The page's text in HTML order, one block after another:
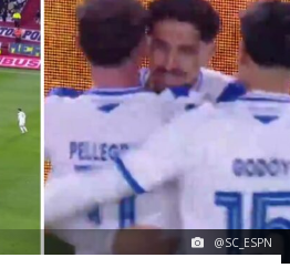
@SC_ESPN